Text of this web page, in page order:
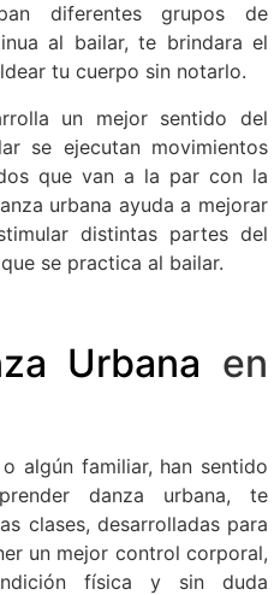
diferentes grupos de
al bailar, te brindara el
tu cuerpo sin notarlo.
un mejor sentido del
se ejecutan movimientos
que van a la par con la
urbana ayuda a mejorar
distintas partes del
se practica al bailar.
Urbana en
algún familiar, han sentido
danza urbana, te
clases, desarrolladas para
un mejor control corporal,
física y sin duda